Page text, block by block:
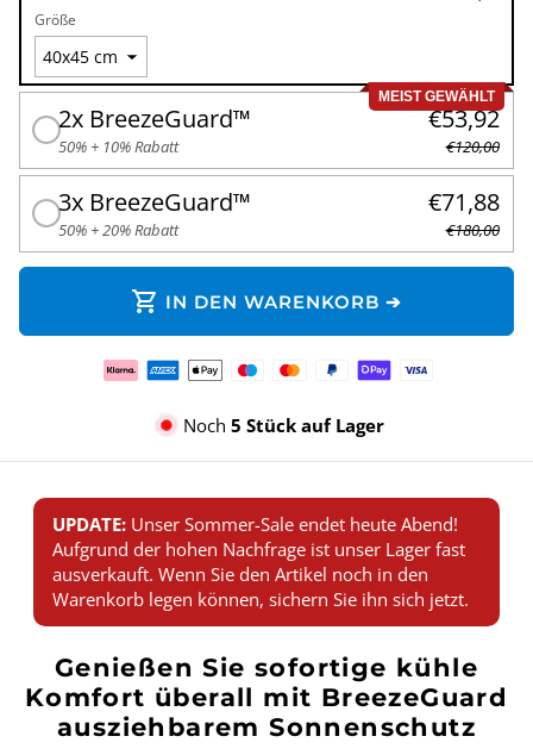
Größe
MEIST GEWÄHLT
2x BreezeGuard™
50% + 10% Rabatt
€53,92
€120,00
3x BreezeGuard™
50% + 20% Rabatt
€71,88
€180,00
shopping_cart IN DEN WARENKORB ➔
Zahlungsmethoden
Noch 5 Stück auf Lager
UPDATE: Unser Sommer-Sale endet heute Abend!
Aufgrund der hohen Nachfrage ist unser Lager fast
ausverkauft. Wenn Sie den Artikel noch in den
Warenkorb legen können, sichern Sie ihn sich jetzt.
Genießen Sie sofortige kühle
Komfort überall mit BreezeGuard
ausziehbarem Sonnenschutz